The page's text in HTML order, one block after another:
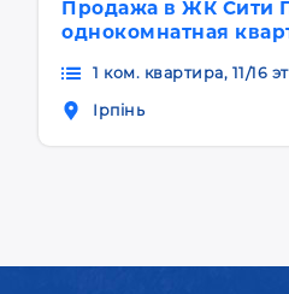
Продажа в ЖК Сити
однокомнатная
1 ком. квартира, 11/16
Ірпінь